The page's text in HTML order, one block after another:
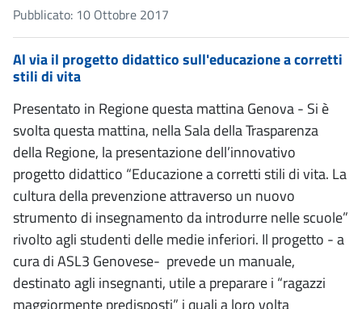
Pubblicato: 10 Ottobre 2017
Al via il progetto didattico sull'educazione a corretti
stili di vita
Presentato in Regione questa mattina Genova - Si è
svolta questa mattina, nella Sala della Trasparenza
della Regione, la presentazione dell’innovativo
progetto didattico “Educazione a corretti stili di vita. La
cultura della prevenzione attraverso un nuovo
strumento di insegnamento da introdurre nelle scuole”
rivolto agli studenti delle medie inferiori. Il progetto - a
cura di ASL3 Genovese- prevede un manuale,
destinato agli insegnanti, utile a preparare i “ragazzi